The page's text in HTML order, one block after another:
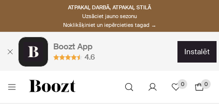
ATPAKAĻ DARBĀ, ATPAKAĻ STILĀ
Uzsāciet jauno sezonu
Noklikšķiniet un iepērcieties tagad →
Boozt App
4.6
instalēt
0 0